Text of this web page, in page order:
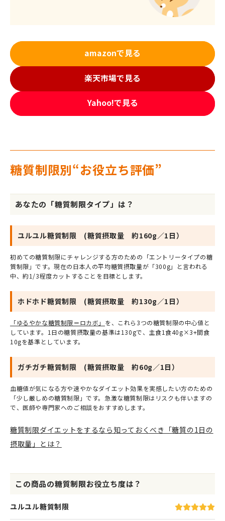
amazonで見る
楽天市場で見る
Yahoo!で見る
糖質制限別“お役立ち評価”
あなたの「糖質制限タイプ」は？
ユルユル糖質制限 (糖質摂取量 約160g／1日）
初めての糖質制限にチャレンジする方のための「エントリータイプの糖
質制限」です。現在の日本人の平均糖質摂取量が「300g」と言われる
中、約1/3程度カットすることを目標とします。
ホドホド糖質制限 (糖質摂取量 約130g／1日）
「ゆるやかな糖質制限＝ロカボ」 を、これら3つの糖質制限の中心値と
しています。1日の糖質摂取量の基準は130gで、主食1食40g×3+間食
10gを基準としています。
ガチガチ糖質制限 (糖質摂取量 約60g／1日）
血糖値が気になる方や速やかなダイエット効果を実感したい方のための
「少し厳しめの糖質制限」です。急激な糖質制限はリスクも伴いますの
で、医師や専門家へのご相談をおすすめします。
糖質制限ダイエットをするなら知っておくべき「糖質の1日の
摂取量」とは？
この商品の糖質制限お役立ち度は？
ユルユル糖質制限